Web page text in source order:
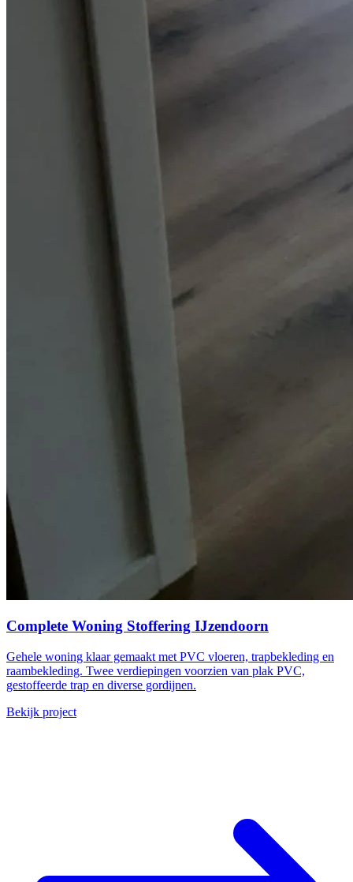
Complete Woning Stoffering IJzendoorn
Gehele woning klaar gemaakt met PVC vloeren, trapbekleding en
raambekleding. Twee verdiepingen voorzien van plak PVC,
gestoffeerde trap en diverse gordijnen.
Bekijk project